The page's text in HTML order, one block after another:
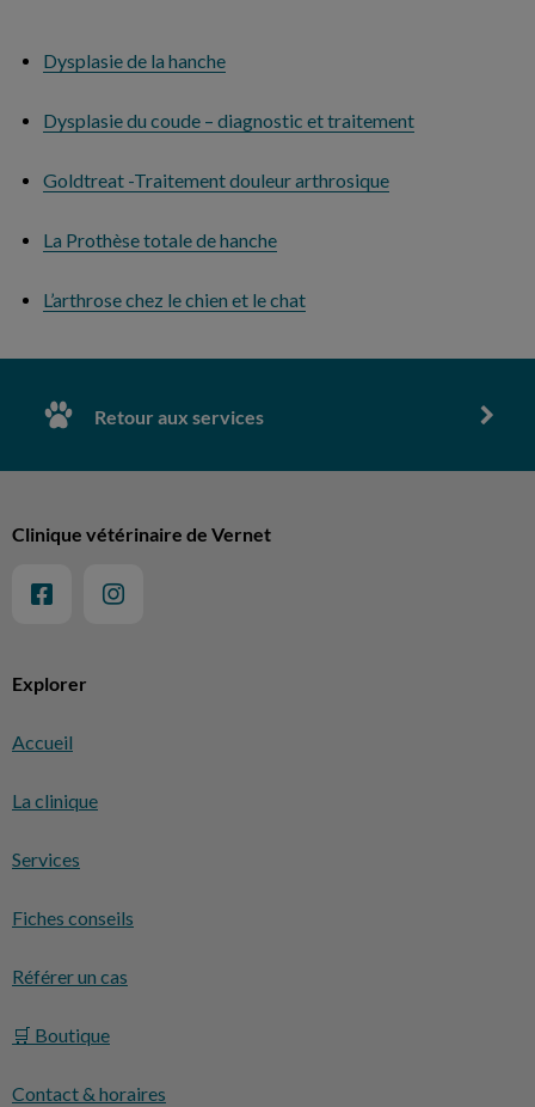
Dysplasie de la hanche
Dysplasie du coude – diagnostic et traitement
Goldtreat -Traitement douleur arthrosique
La Prothèse totale de hanche
L’arthrose chez le chien et le chat
Retour aux services
Explorer
Accueil
La clinique
Services
Fiches conseils
Référer un cas
🛒 Boutique
Contact & horaires
Clinique vétérinaire de Vernet